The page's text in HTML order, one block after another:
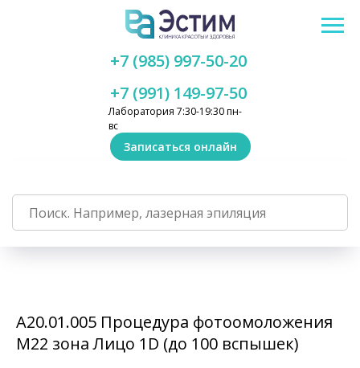
Лаборатория 7:30-19:30 пн-
вс
+7 (991) 149-97-50
+7 (985) 997-50-20
Записаться онлайн
А20.01.005 Процедура фотоомоложения
М22 зона Лицо 1D (до 100 вспышек)